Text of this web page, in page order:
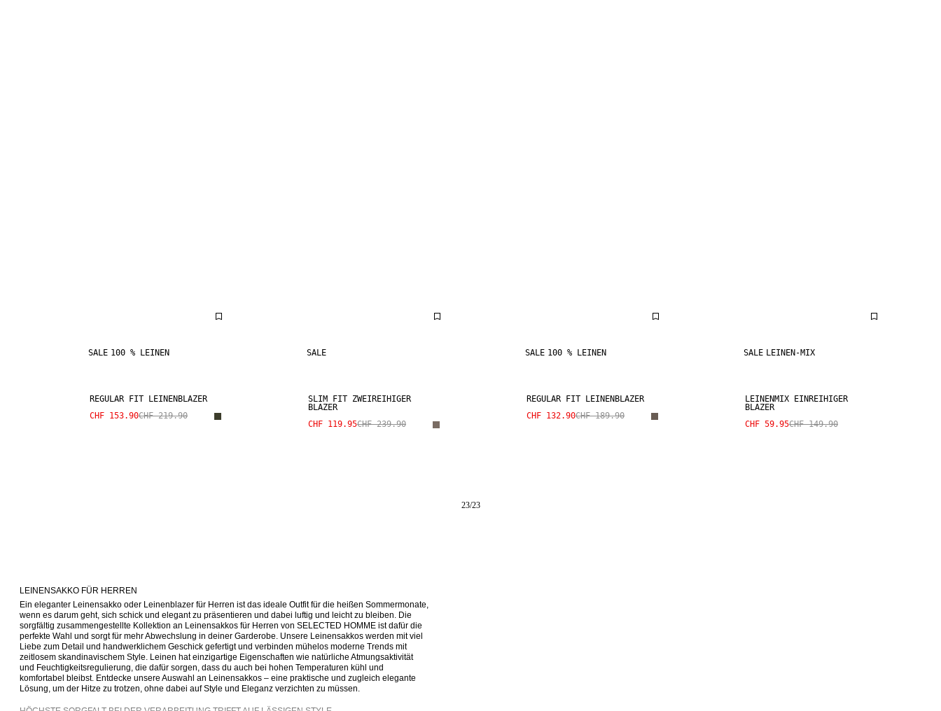
SALE 100 % LEINEN
REGULAR FIT LEINENBLAZER
CHF 153.90CHF 219.90
SALE
SLIM FIT ZWEIREIHIGER
BLAZER
CHF 119.95CHF 239.90
SALE 100 % LEINEN
REGULAR FIT LEINENBLAZER
CHF 132.90CHF 189.90
SALE LEINEN-MIX
LEINENMIX EINREIHIGER
BLAZER
CHF 59.95CHF 149.90
23/23
LEINENSAKKO FÜR HERREN
Ein eleganter Leinensakko oder Leinenblazer für Herren ist das ideale Outfit für die heißen Sommermonate,
wenn es darum geht, sich schick und elegant zu präsentieren und dabei luftig und leicht zu bleiben. Die
sorgfältig zusammengestellte Kollektion an Leinensakkos für Herren von SELECTED HOMME ist dafür die
perfekte Wahl und sorgt für mehr Abwechslung in deiner Garderobe. Unsere Leinensakkos werden mit viel
Liebe zum Detail und handwerklichem Geschick gefertigt und verbinden mühelos moderne Trends mit
zeitlosem skandinavischem Style. Leinen hat einzigartige Eigenschaften wie natürliche Atmungsaktivität
und Feuchtigkeitsregulierung, die dafür sorgen, dass du auch bei hohen Temperaturen kühl und
komfortabel bleibst. Entdecke unsere Auswahl an Leinensakkos – eine praktische und zugleich elegante
Lösung, um der Hitze zu trotzen, ohne dabei auf Style und Eleganz verzichten zu müssen.